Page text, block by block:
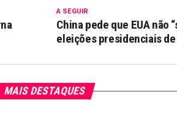
A SEGUIR
China pede que EUA não
eleições presidenciais de
MAIS DESTAQUES